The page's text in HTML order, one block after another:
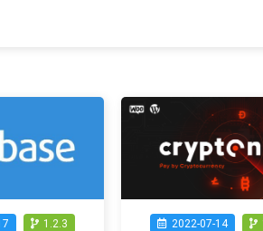
1.2.3 2022-07-14